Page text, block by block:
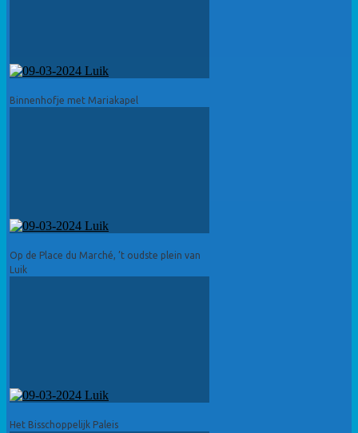
Binnenhofje met Mariakapel
Op de Place du Marché, ’t oudste plein van
Luik
Het Bisschoppelijk Paleis